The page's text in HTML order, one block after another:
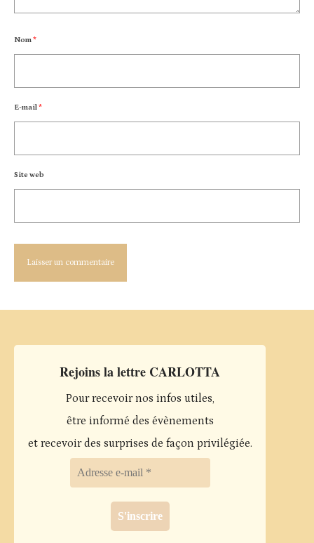
Nom*
E-mail*
Site web
Rejoins la lettre CARLOTTA
Pour recevoir nos infos utiles,
être informé des évènements
et recevoir des surprises de façon privilégiée.